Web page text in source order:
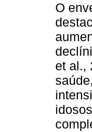
O
et al.,